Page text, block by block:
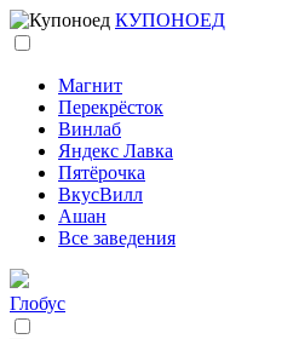
КУПОНОЕД
Магнит
Перекрёсток
Винлаб
Яндекс Лавка
Пятёрочка
ВкусВилл
Ашан
Все заведения
Глобус